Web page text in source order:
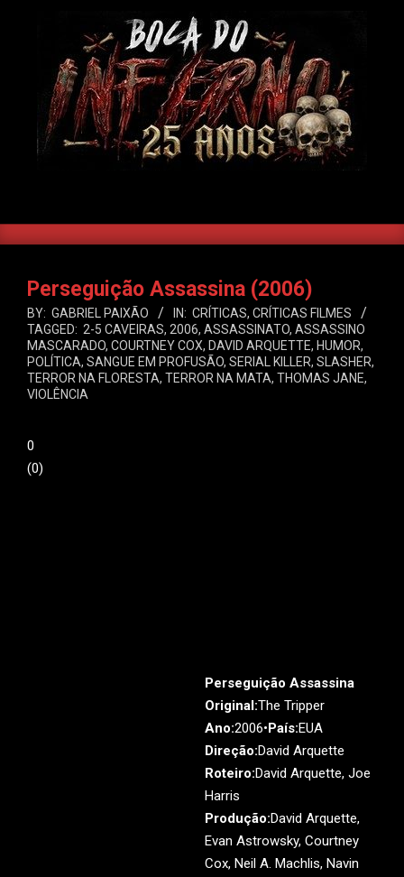
DO
INFERNO
MenuPerseguição Assassina (2006)
BY: GABRIEL PAIXÃO IN: CRÍTICAS, CRÍTICAS FILMES
TAGGED: 2-5 CAVEIRAS, 2006, ASSASSINATO, ASSASSINO
MASCARADO, COURTNEY COX, DAVID ARQUETTE, HUMOR,
POLÍTICA, SANGUE EM PROFUSÃO, SERIAL KILLER, SLASHER,
TERROR NA FLORESTA, TERROR NA MATA, THOMAS JANE,
VIOLÊNCIA
0
(0)
Perseguição Assassina
Original:The Tripper
Ano:2006• País:EUA
Direção:David Arquette
Roteiro:David Arquette, Joe
Harris
Produção:David Arquette,
Evan Astrowsky, Courtney
Cox, Neil A. Machlis, Navin